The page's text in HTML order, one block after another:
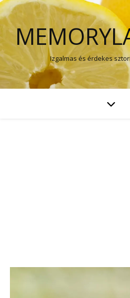
Izgalmas és érdekes